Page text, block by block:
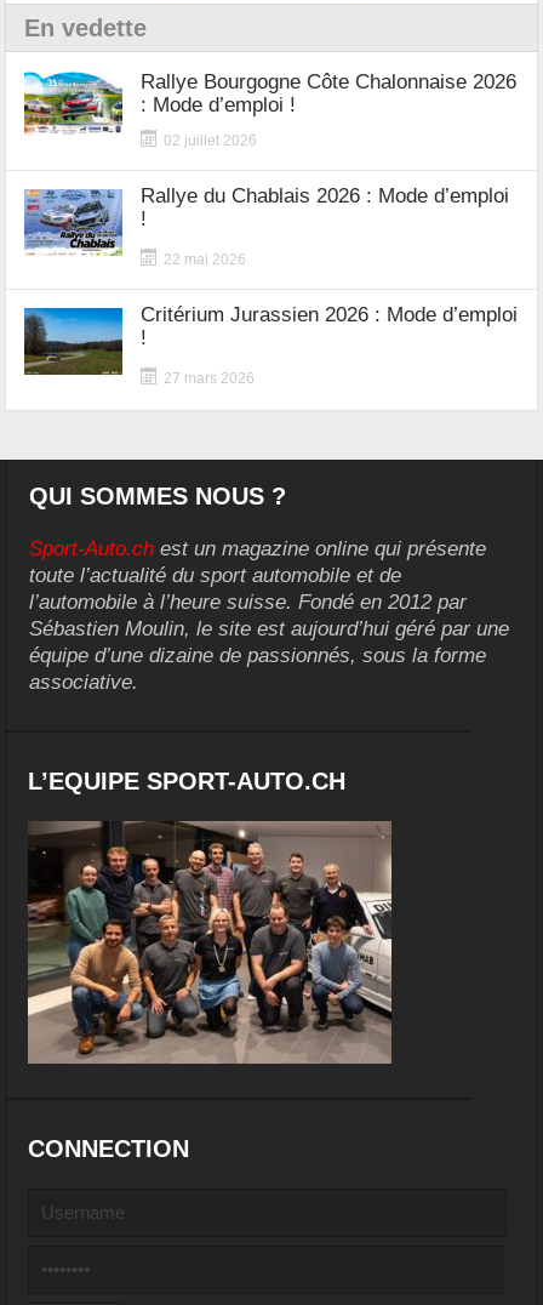
En vedette
Rallye Bourgogne Côte Chalonnaise 2026
: Mode d’emploi !
02 juillet 2026
Rallye du Chablais 2026 : Mode d’emploi
!
22 mai 2026
Critérium Jurassien 2026 : Mode d’emploi
!
27 mars 2026
QUI SOMMES NOUS ?
Sport-Auto.ch est un magazine online qui présente
toute l’actualité du sport automobile et de
l’automobile à l’heure suisse. Fondé en 2012 par
Sébastien Moulin, le site est aujourd’hui géré par une
équipe d’une dizaine de passionnés, sous la forme
associative.
L’EQUIPE SPORT-AUTO.CH
CONNECTION